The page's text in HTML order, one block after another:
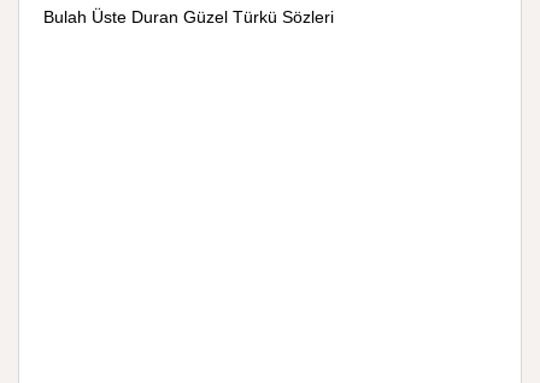
Bulah Üste Duran Güzel Türkü Sözleri